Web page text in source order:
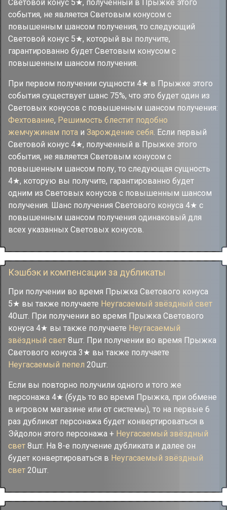
Световой конус 5★, полученный в Прыжке этого
события, не является Световым конусом с
повышенным шансом получения, то следующий
Световой конус 5★, который вы получите,
гарантированно будет Световым конусом с
повышенным шансом получения.
При первом получении сущности 4★ в Прыжке этого
события существует шанс 75%, что это будет один из
Световых конусов с повышенным шансом получения:
Фехтование, Решимость блестит подобно
жемчужинам пота и Зарождение себя. Если первый
Световой конус 4★, полученный в Прыжке этого
события, не является Световым конусом с
повышенным шансом полу, то следующая сущность
4★, которую вы получите, гарантированно будет
одним из Световых конусов с повышенным шансом
получения. Шанс получения Светового конуса 4★ с
повышенным шансом получения одинаковый для
всех указанных Световых конусов.
Кэшбэк и компенсации за дубликаты
При получении во время Прыжка Светового конуса
5★ вы также получаете Неугасаемый звёздный свет
40шт. При получении во время Прыжка Светового
конуса 4★ вы также получаете Неугасаемый
звёздный свет 8шт. При получении во время Прыжка
Светового конуса 3★ вы также получаете
Неугасаемый пепел 20шт.
Если вы повторно получили одного и того же
персонажа 4★ (будь то во время Прыжка, при обмене
в игровом магазине или от системы), то на первые 6
раз дубликат персонажа будет конвертироваться в
Эйдолон этого персонажа + Неугасаемый звёздный
свет 8шт. На 8-е получение дубликата и далее он
будет конвертироваться в Неугасаемый звёздный
свет 20шт.